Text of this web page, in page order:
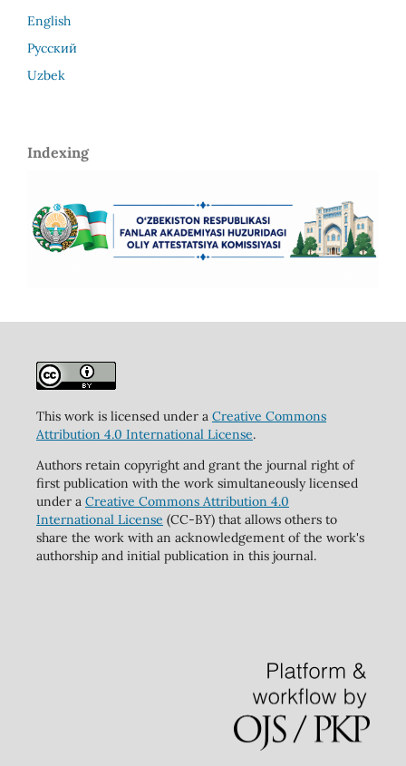
English
Русский
Uzbek
Indexing
This work is licensed under a Creative Commons
Attribution 4.0 International License.
Authors retain copyright and grant the journal right of
first publication with the work simultaneously licensed
under a Creative Commons Attribution 4.0
International License (CC-BY) that allows others to
share the work with an acknowledgement of the work's
authorship and initial publication in this journal.